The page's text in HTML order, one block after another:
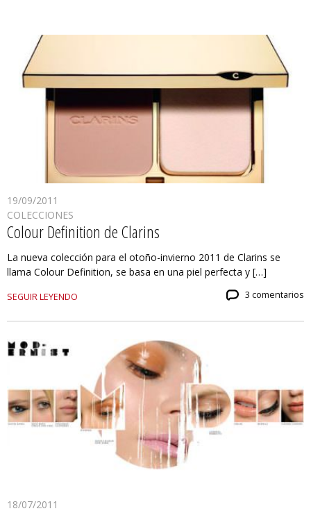
19/09/2011
COLECCIONES
Colour Definition de Clarins
La nueva colección para el otoño-invierno 2011 de Clarins se
llama Colour Definition, se basa en una piel perfecta y […]
SEGUIR LEYENDO 3 comentarios
18/07/2011